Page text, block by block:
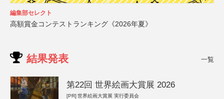
編集部セレクト
高額賞金コンテストランキング《2026年夏》
結果発表 一覧
第22回 世界絵画大賞展 2026
[PR] 世界絵画大賞展 実行委員会